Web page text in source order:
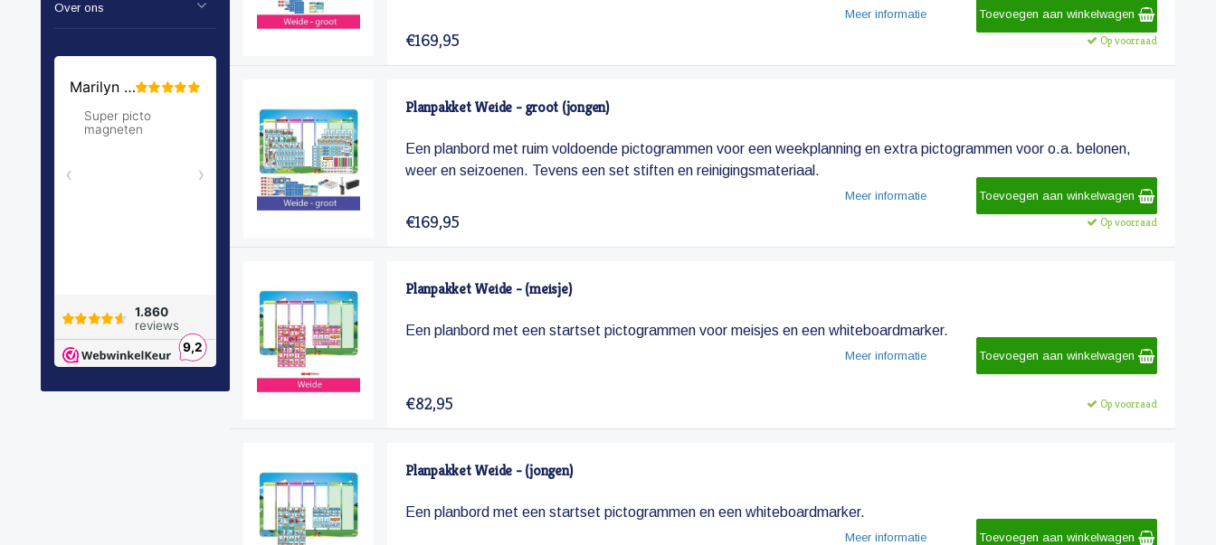
Over ons
€169,95 Op voorraad
Toevoegen aan winkelwagen
Meer informatie
Planpakket Weide - groot (jongen)
Een planbord met ruim voldoende pictogrammen voor een weekplanning en extra pictogrammen voor o.a. belonen,
weer en seizoenen. Tevens een set stiften en reinigingsmateriaal.
€169,95 Op voorraad
Toevoegen aan winkelwagen
Meer informatie
Planpakket Weide - (meisje)
Een planbord met een startset pictogrammen voor meisjes en een whiteboardmarker.
€82,95 Op voorraad
Toevoegen aan winkelwagen
Meer informatie
Planpakket Weide - (jongen)
Een planbord met een startset pictogrammen en een whiteboardmarker.
Toevoegen aan winkelwagen
Meer informatie